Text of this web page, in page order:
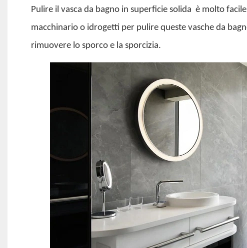
Pulire il vasca da bagno in superficie solida è molto
macchinario o idrogetti per pulire queste vasche da
rimuovere lo sporco e la sporcizia.